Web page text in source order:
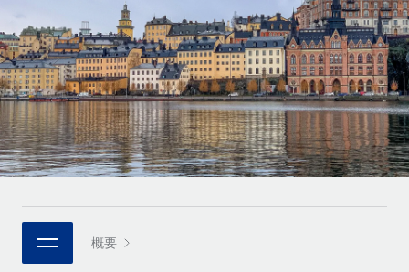
インフラ
Remote統合
人事機能をワークフローにシームレスに統合する
プラットフォーム
チームのための人事の基本機能を内蔵
接続 新しい
当社のMCPを使用して、あらゆるAIツールをRemoteに接続
統合
基本的なビジネスツールを活用して業務プロセスを効率化す
成長中の企業向けのアジャイルなグローバルHR・給与処理ソ
リューション
ミッドマーケット
カスタマイズされた人事ソリューションでチームを拡大する
企業
大企業向けのグローバルHR
パートナーに登録
戦略的テクノロジーパートナー
グローバルな人事機能を柔軟に自社プラットフォームへ統合
REMOTEで学習
リサーチおよびガイド
活用事例
HR用語集
チェックリストおよびテンプレート
職務内容ライブラリ
ウェビナー
Deutsch
Español
Italiano
Português (Portugal)
日本語
한국어 概要